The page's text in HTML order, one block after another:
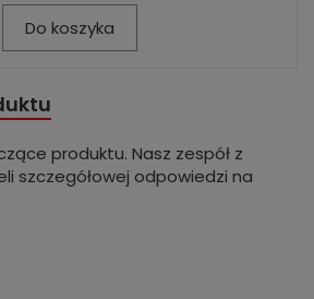
Do koszyka
produktu. Nasz zespół z
szczegółowej odpowiedzi na